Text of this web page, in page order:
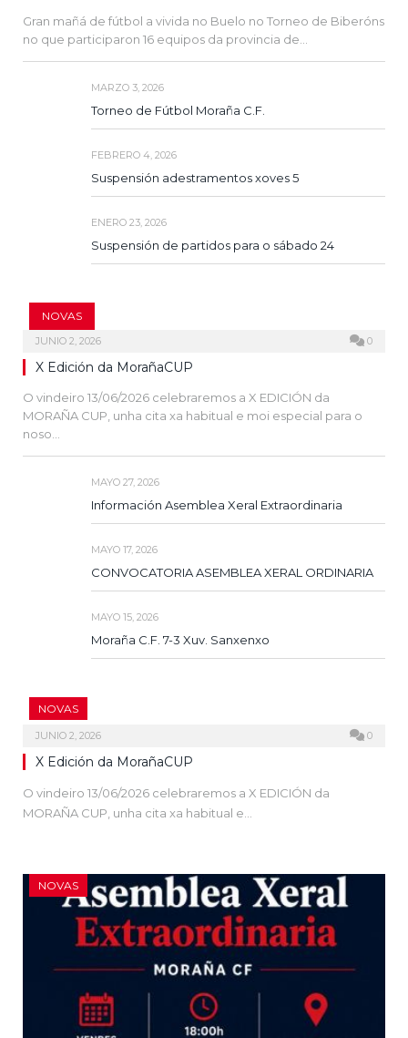
Gran mañá de fútbol a vivida no Buelo no Torneo de Biberóns
no que participaron 16 equipos da provincia de…
MARZO 3, 2026
Torneo de Fútbol Moraña C.F.
FEBRERO 4, 2026
Suspensión adestramentos xoves 5
ENERO 23, 2026
Suspensión de partidos para o sábado 24
NOVAS
JUNIO 2, 2026 0
X Edición da MorañaCUP
O vindeiro 13/06/2026 celebraremos a X EDICIÓN da
MORAÑA CUP, unha cita xa habitual e moi especial para o
noso…
MAYO 27, 2026
Información Asemblea Xeral Extraordinaria
MAYO 17, 2026
CONVOCATORIA ASEMBLEA XERAL ORDINARIA
MAYO 15, 2026
Moraña C.F. 7-3 Xuv. Sanxenxo
NOVAS
JUNIO 2, 2026 0
X Edición da MorañaCUP
O vindeiro 13/06/2026 celebraremos a X EDICIÓN da
MORAÑA CUP, unha cita xa habitual e…
NOVAS